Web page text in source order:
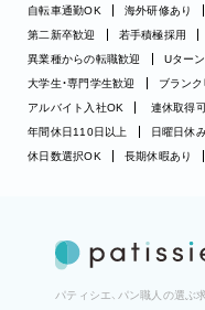
自転車通勤OK
海外研修あり
第二新卒歓迎
若手積極採用
異業種からの転職歓迎
Uター
大学生・専門学生歓迎
ブラン
アルバイト入社OK
連休取得
年間休日110日以上
日曜日休
休日数選択OK
長期休暇あり
パティシエ、パン職人の選ぶ